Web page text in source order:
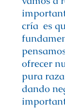
cría es
ofrecer
pura
dando